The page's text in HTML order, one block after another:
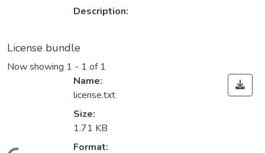
Description:
License bundle
Now showing 1 - 1 of 1
Name:
license.txt
Size:
1.71 KB
Format: